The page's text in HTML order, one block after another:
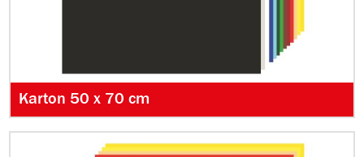
Karton 50 x 70 cm